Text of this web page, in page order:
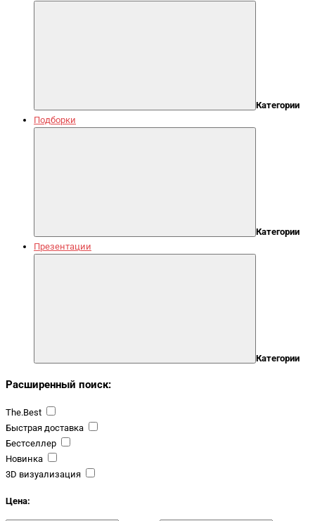
Категории
Подборки
Категории
Презентации
Категории
Расширенный поиск:
The.Best
Быстрая доставка
Бестселлер
Новинка
3D визуализация
Цена: